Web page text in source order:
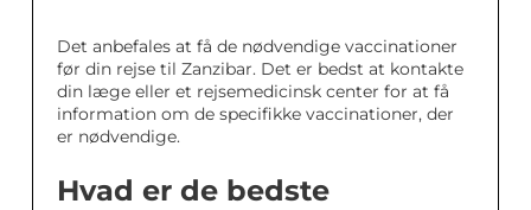
Det anbefales at få de nødvendige vaccinationer
før din rejse til Zanzibar. Det er bedst at kontakte
din læge eller et rejsemedicinsk center for at få
information om de specifikke vaccinationer, der
er nødvendige.
Hvad er de bedste